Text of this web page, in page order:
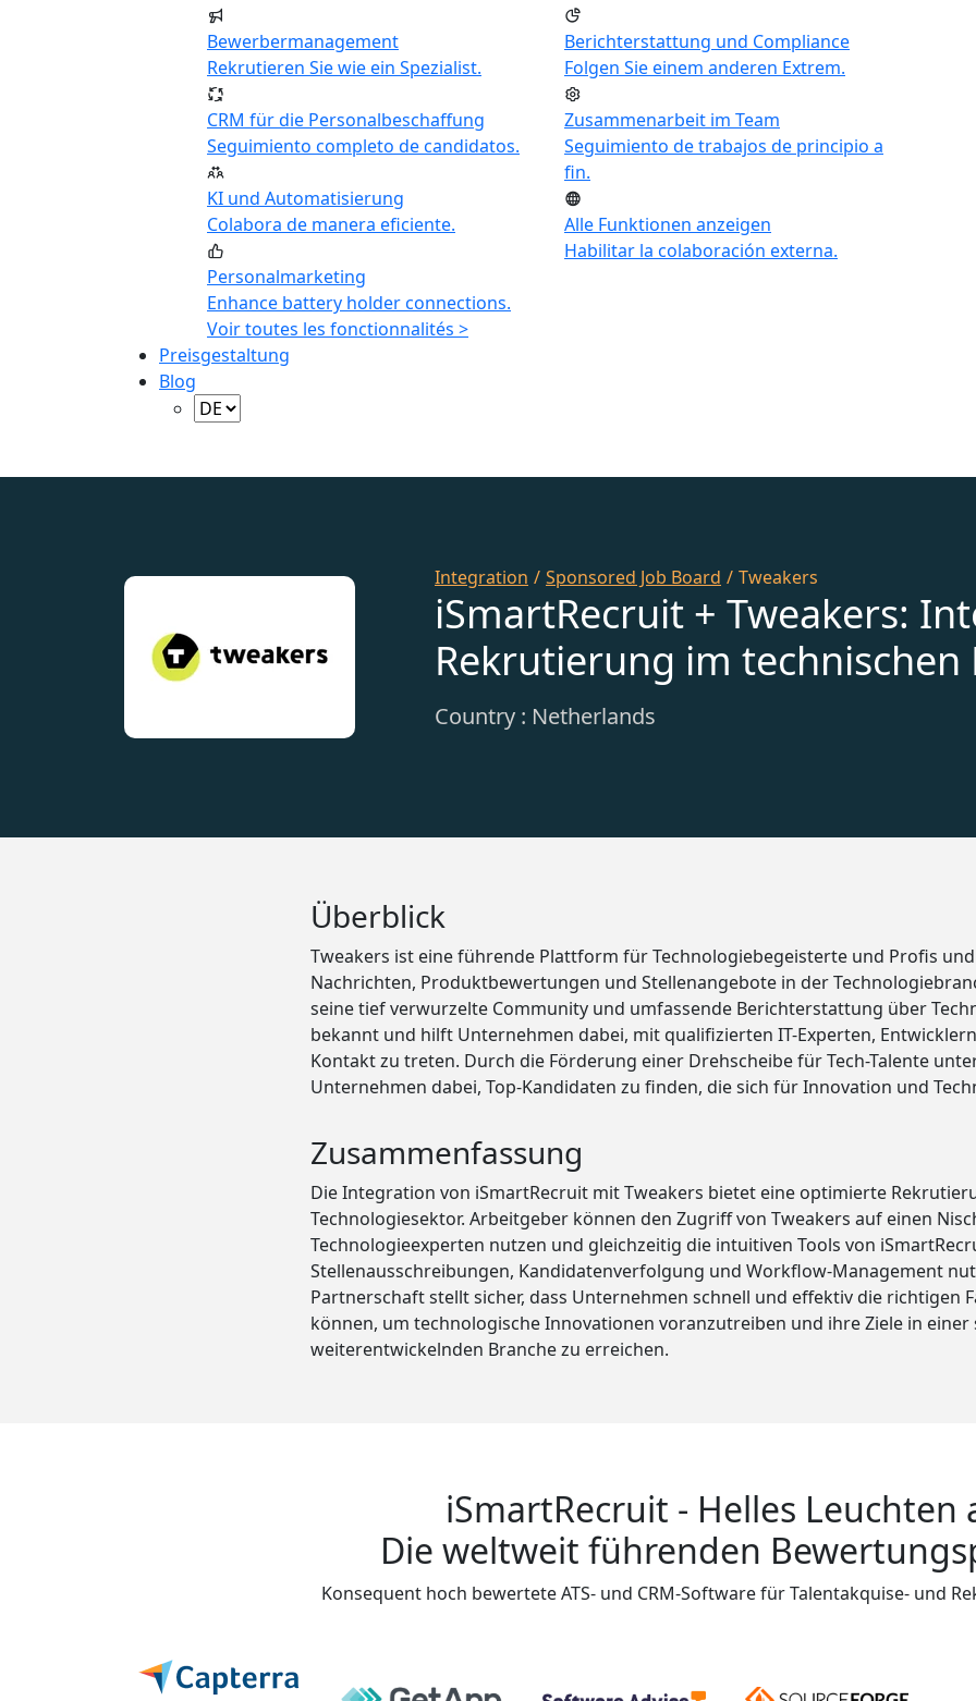
Bewerbermanagement
Rekrutieren Sie wie ein Spezialist.
CRM für die Personalbeschaffung
Seguimiento completo de candidatos.
KI und Automatisierung
Colabora de manera eficiente.
Personalmarketing
Enhance battery holder connections.
Berichterstattung und Compliance
Folgen Sie einem anderen Extrem.
Zusammenarbeit im Team
Seguimiento de trabajos de principio a
fin.
Alle Funktionen anzeigen
Habilitar la colaboración externa.
Voir toutes les fonctionnalités >
Preisgestaltung
Blog
Integration / Sponsored Job Board / Tweakers
iSmartRecruit + Tweakers:
Rekrutierung im technischen
Country : Netherlands
Überblick
Tweakers ist eine führende Plattform für Technologiebegeisterte und Profis
Nachrichten, Produktbewertungen und Stellenangebote in der
seine tief verwurzelte Community und umfassende Berichterstattung über
bekannt und hilft Unternehmen dabei, mit qualifizierten IT-Experten,
Kontakt zu treten. Durch die Förderung einer Drehscheibe für Tech-Talente
Unternehmen dabei, Top-Kandidaten zu finden, die sich für Innovation und
Zusammenfassung
Die Integration von iSmartRecruit mit Tweakers bietet eine optimierte
Technologiesektor. Arbeitgeber können den Zugriff von Tweakers auf einen
Technologieexperten nutzen und gleichzeitig die intuitiven Tools von
Stellenausschreibungen, Kandidatenverfolgung und Workflow-Management
Partnerschaft stellt sicher, dass Unternehmen schnell und effektiv die richtigen
können, um technologische Innovationen voranzutreiben und ihre Ziele in einer
weiterentwickelnden Branche zu erreichen.
iSmartRecruit - Helles Leuchten
Die weltweit führenden
Konsequent hoch bewertete ATS- und CRM-Software für Talentakquise- und